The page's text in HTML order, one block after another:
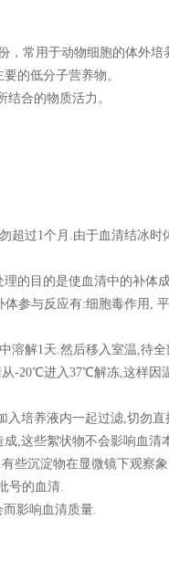
常用于动物细胞的体外培
的低分子营养物。
合的物质活力。
1个月.由于血清结冰时
目的是使血清中的补体成
参与反应有:细胞毒作用,
解1天.然后移入室温,待全
-20℃进入37℃解冻,这样因
培养液内一起过滤,切勿直
些絮状物不会影响血清
些沉淀物在显微镜下观察
号的血清.
影响血清质量.